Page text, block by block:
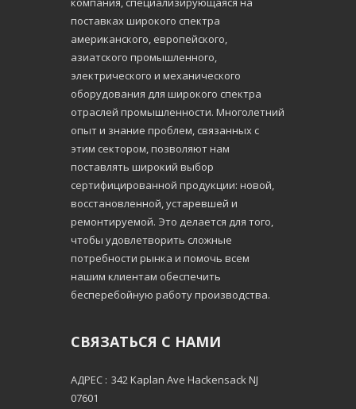
поставках широкого спектра
американского, европейского,
азиатского промышленного,
электрического и механического
оборудования для широкого спектра
отраслей промышленности. Многолетний
опыт и знание проблем, связанных с
этим сектором, позволяют нам
поставлять широкий выбор
сертифицированной продукции: новой,
восстановленной, устаревшей и
ремонтируемой. Это делается для того,
чтобы удовлетворить сложные
потребности рынка и помочь всем
нашим клиентам обеспечить
бесперебойную работу производства.
СВЯЗАТЬСЯ С НАМИ
АДРЕС : 342 Kaplan Ave Hackensack NJ
07601